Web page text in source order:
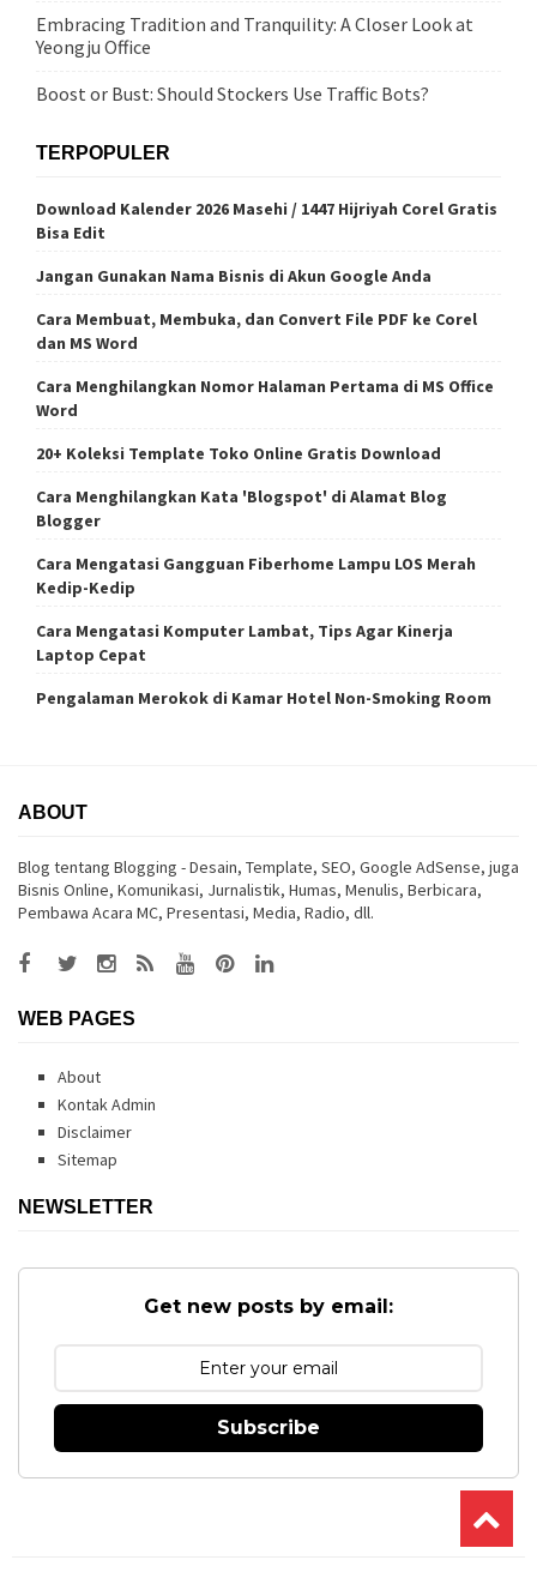
Embracing Tradition and Tranquility: A Closer Look at
Yeongju Office
Boost or Bust: Should Stockers Use Traffic Bots?
TERPOPULER
Download Kalender 2026 Masehi / 1447 Hijriyah Corel Gratis
Bisa Edit
Jangan Gunakan Nama Bisnis di Akun Google Anda
Cara Membuat, Membuka, dan Convert File PDF ke Corel
dan MS Word
Cara Menghilangkan Nomor Halaman Pertama di MS Office
Word
20+ Koleksi Template Toko Online Gratis Download
Cara Menghilangkan Kata 'Blogspot' di Alamat Blog
Blogger
Cara Mengatasi Gangguan Fiberhome Lampu LOS Merah
Kedip-Kedip
Cara Mengatasi Komputer Lambat, Tips Agar Kinerja
Laptop Cepat
Pengalaman Merokok di Kamar Hotel Non-Smoking Room
ABOUT
Blog tentang Blogging - Desain, Template, SEO, Google AdSense, juga
Bisnis Online, Komunikasi, Jurnalistik, Humas, Menulis, Berbicara,
Pembawa Acara MC, Presentasi, Media, Radio, dll.
WEB PAGES
About
Kontak Admin
Disclaimer
Sitemap
NEWSLETTER
Get new posts by email:
Subscribe